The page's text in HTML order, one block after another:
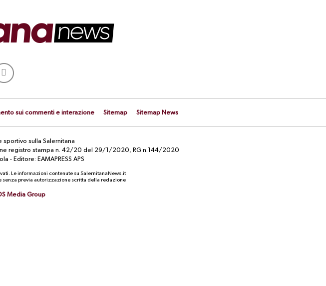
sui commenti e interazione Sitemap Sitemap News
sportivo sulla Salernitana
registro stampa n. 42/20 del 29/1/2020, RG n.144/2020
- Editore: EAMAPRESS APS
Le informazioni contenute su SalernitanaNews.it
senza previa autorizzazione scritta della redazione
Media Group